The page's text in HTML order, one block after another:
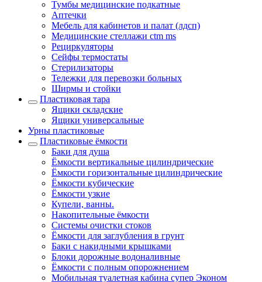
Тумбы медицинские подкатные
Аптечки
Мебель для кабинетов и палат (лдсп)
Медицинские стеллажи ctm ms
Рециркуляторы
Сейфы термостаты
Стерилизаторы
Тележки для перевозки больных
Ширмы и стойки
Пластиковая тара
Ящики складские
Ящики универсальные
Урны пластиковые
Пластиковые ёмкости
Баки для душа
Ёмкости вертикальные цилиндрические
Ёмкости горизонтальные цилиндрические
Ёмкости кубические
Ёмкости узкие
Купели, ванны.
Накопительные ёмкости
Системы очистки стоков
Ёмкости для заглубления в грунт
Баки с накидными крышками
Блоки дорожные водоналивные
Ёмкости с полным опорожнением
Мобильная туалетная кабина супер Эконом